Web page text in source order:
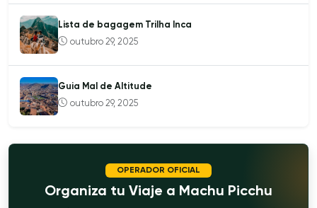
Lista de bagagem Trilha Inca
outubro 29, 2025
Guia Mal de Altitude
outubro 29, 2025
OPERADOR OFICIAL
Organiza tu Viaje a Machu Picchu